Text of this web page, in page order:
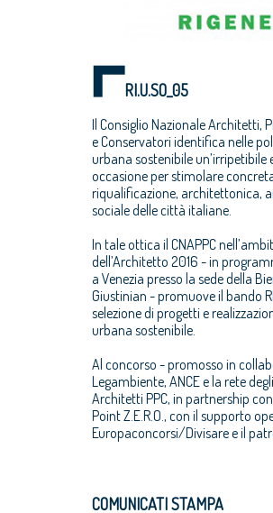
RI.U.SO_05
Il Consiglio Nazionale Architetti,
e Conservatori identifica nelle
urbana sostenibile
occasione per stimolare
riqualificazione, architettonica,
sociale delle città italiane.
In tale ottica il CNAPPC
dell’Architetto 2016 - in
a Venezia presso la sede della
Giustinian - promuove il bando
selezione di progetti e
urbana sostenibile.
Al concorso - promosso in
Legambiente, ANCE e la rete
Architetti PPC, in partnership
Point Z.E.R.O., con il supporto
Europaconcorsi/Divisare e il
COMUNICATI STAMPA